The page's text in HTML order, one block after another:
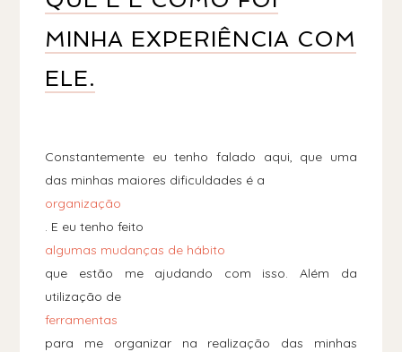
MINHA EXPERIÊNCIA COM
ELE.
Constantemente eu tenho falado aqui, que uma
das minhas maiores dificuldades é a
organização
. E eu tenho feito
algumas mudanças de hábito
que estão me ajudando com isso. Além da
utilização de
ferramentas
para me organizar na realização das minhas